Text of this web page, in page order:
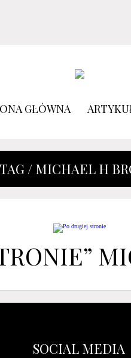
GŁÓWNA
TAG / MICHAEL H
SOCIAL MEDIA